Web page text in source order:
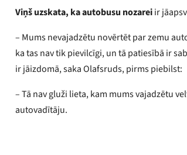
Viņš uzskata, ka autobusu nozareiir
– Mums nevajadzētu novērtēt par zemu
ka tas nav tik pievilcīgi, un tā patiesībā ir
ir jāizdomā, saka Olafsruds, pirms piebilst:
– Tā nav gluži lieta, kam mums vajadzētu
autovadītāju.